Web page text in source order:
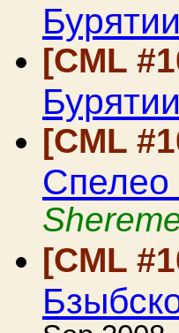
Бурятии
[CML
Бурятии
[CML
Спелео
[CML